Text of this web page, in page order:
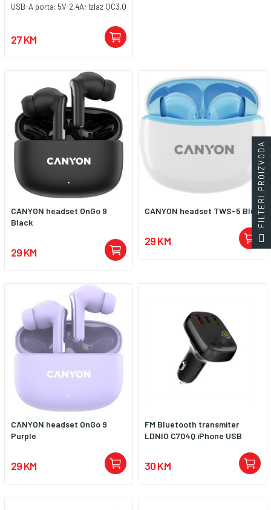
USB-A porta: 5V-2.4A; Izlaz QC3.0
Bluetooth, Pendrive, Micro SD 6.
Varijabilna šarena atmosfera
27 KM
CANYON headset OnGo 9
Black
29 KM
CANYON headset TWS-5 Blue
29 KM
CANYON headset OnGo 9
Purple
29 KM
FM Bluetooth transmiter
LDNIO C704Q iPhone USB
30 KM
FILTERI PROIZVODA